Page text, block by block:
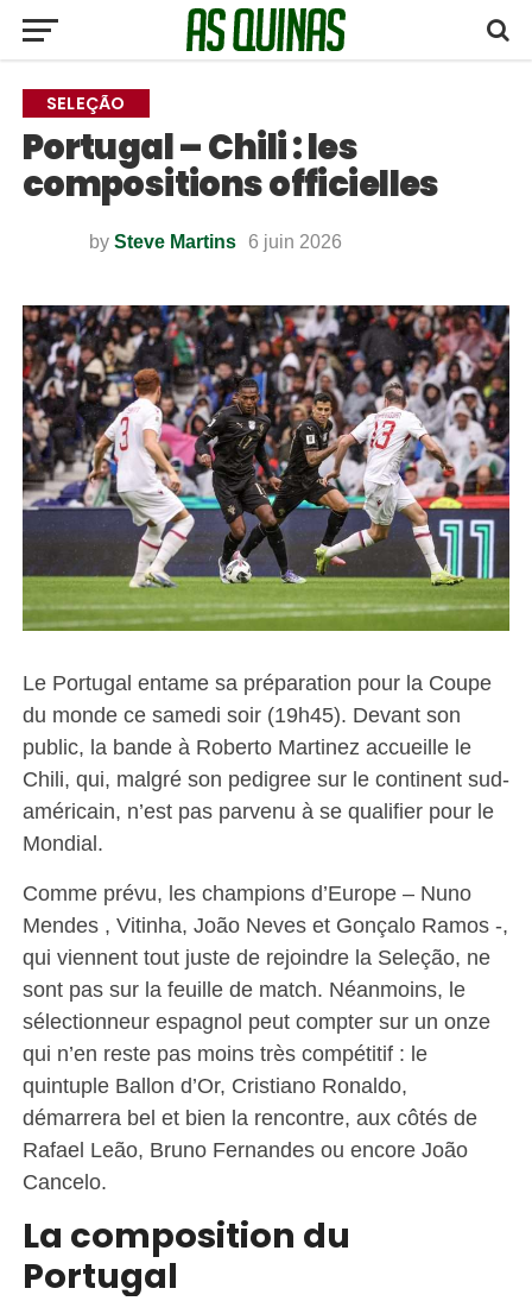
SELEÇÃO
Portugal – Chili : les
compositions officielles
by Steve Martins 6 juin 2026
Le Portugal entame sa préparation pour la Coupe
du monde ce samedi soir (19h45). Devant son
public, la bande à Roberto Martinez accueille le
Chili, qui, malgré son pedigree sur le continent sud-
américain, n’est pas parvenu à se qualifier pour le
Mondial.
Comme prévu, les champions d’Europe – Nuno
Mendes , Vitinha, João Neves et Gonçalo Ramos -,
qui viennent tout juste de rejoindre la Seleção, ne
sont pas sur la feuille de match. Néanmoins, le
sélectionneur espagnol peut compter sur un onze
qui n’en reste pas moins très compétitif : le
quintuple Ballon d’Or, Cristiano Ronaldo,
démarrera bel et bien la rencontre, aux côtés de
Rafael Leão, Bruno Fernandes ou encore João
Cancelo.
La composition du
Portugal